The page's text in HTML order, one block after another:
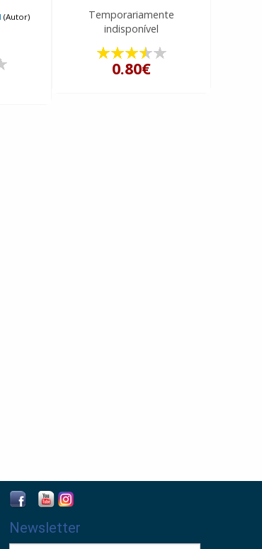
(Autor)
Temporariamente
indisponível
0.80€
Newsletter